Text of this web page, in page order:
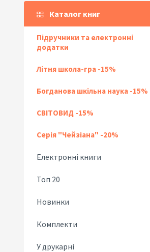
Каталог книг
Підручники та електронні
додатки
Літня школа-гра -15%
Богданова шкільна наука -15%
СВІТОВИД -15%
Серія "Чейзіана" -20%
Електронні книги
Топ 20
Новинки
Комплекти
У друкарні